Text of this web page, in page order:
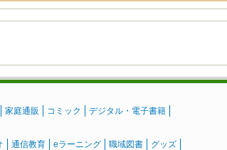
家庭通販 コミック デジタル・電子書籍
通信教育 eラーニング 職域図書 グッズ